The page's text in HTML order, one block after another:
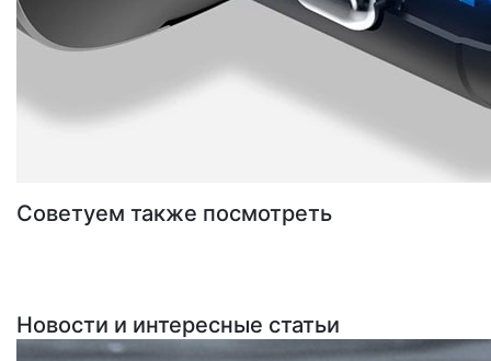
Советуем также посмотреть
Новости и интересные статьи